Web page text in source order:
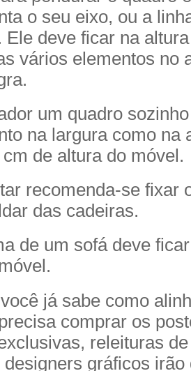
o seu eixo, ou a
Ele deve ficar na
vários elementos no
um quadro
na largura como na
de altura do móvel.
recomenda-se fixar
das cadeiras.
de um sofá deve
já sabe como
comprar os
releituras
gráficos